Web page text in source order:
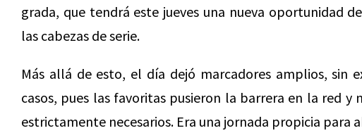
grada, que tendrá este jueves una nueva oportunidad
las cabezas de serie.
Más allá de esto, el día dejó marcadores amplios, sin
casos, pues las favoritas pusieron la barrera en la red y
estrictamente necesarios. Era una jornada propicia para